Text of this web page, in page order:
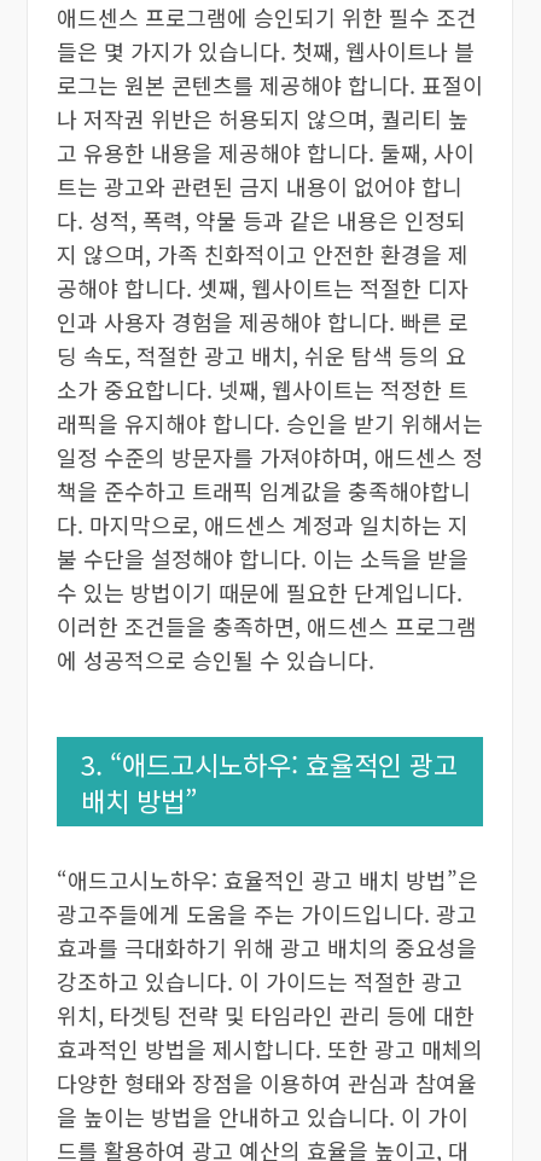
애드센스 프로그램에 승인되기 위한 필수 조건
들은 몇 가지가 있습니다. 첫째, 웹사이트나 블
로그는 원본 콘텐츠를 제공해야 합니다. 표절이
나 저작권 위반은 허용되지 않으며, 퀄리티 높
고 유용한 내용을 제공해야 합니다. 둘째, 사이
트는 광고와 관련된 금지 내용이 없어야 합니
다. 성적, 폭력, 약물 등과 같은 내용은 인정되
지 않으며, 가족 친화적이고 안전한 환경을 제
공해야 합니다. 셋째, 웹사이트는 적절한 디자
인과 사용자 경험을 제공해야 합니다. 빠른 로
딩 속도, 적절한 광고 배치, 쉬운 탐색 등의 요
소가 중요합니다. 넷째, 웹사이트는 적정한 트
래픽을 유지해야 합니다. 승인을 받기 위해서는
일정 수준의 방문자를 가져야하며, 애드센스 정
책을 준수하고 트래픽 임계값을 충족해야합니
다. 마지막으로, 애드센스 계정과 일치하는 지
불 수단을 설정해야 합니다. 이는 소득을 받을
수 있는 방법이기 때문에 필요한 단계입니다.
이러한 조건들을 충족하면, 애드센스 프로그램
에 성공적으로 승인될 수 있습니다.
3. “애드고시노하우: 효율적인 광고
배치 방법”
“애드고시노하우: 효율적인 광고 배치 방법”은
광고주들에게 도움을 주는 가이드입니다. 광고
효과를 극대화하기 위해 광고 배치의 중요성을
강조하고 있습니다. 이 가이드는 적절한 광고
위치, 타겟팅 전략 및 타임라인 관리 등에 대한
효과적인 방법을 제시합니다. 또한 광고 매체의
다양한 형태와 장점을 이용하여 관심과 참여율
을 높이는 방법을 안내하고 있습니다. 이 가이
드를 활용하여 광고 예산의 효율을 높이고, 대